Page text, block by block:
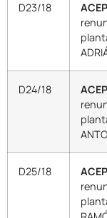
D23/18
D24/18
D25/18